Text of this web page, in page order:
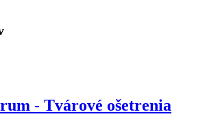
- Tvárové ošetrenia